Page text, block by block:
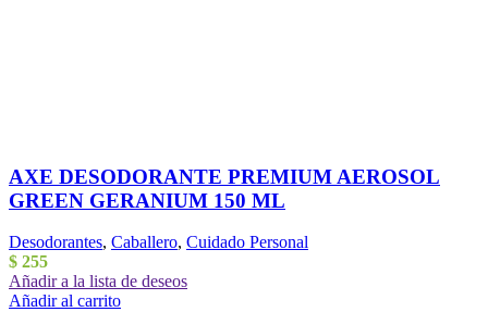
AXE DESODORANTE PREMIUM AEROSOL
GREEN GERANIUM 150 ML
Desodorantes, Caballero, Cuidado Personal
$ 255
Añadir a la lista de deseos
Añadir al carrito